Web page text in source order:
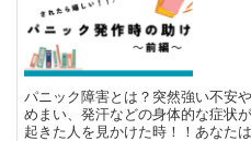
パニック障害とは？突然強い不安
めまい、発汗などの身体的な症状
起きた人を見かけた時！！あなた